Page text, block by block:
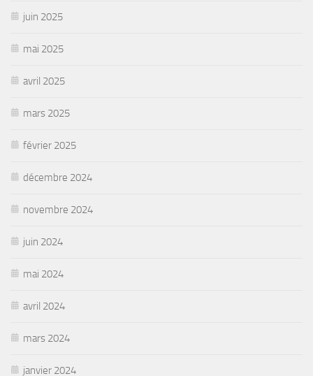
juin 2025
mai 2025
avril 2025
mars 2025
février 2025
décembre 2024
novembre 2024
juin 2024
mai 2024
avril 2024
mars 2024
janvier 2024